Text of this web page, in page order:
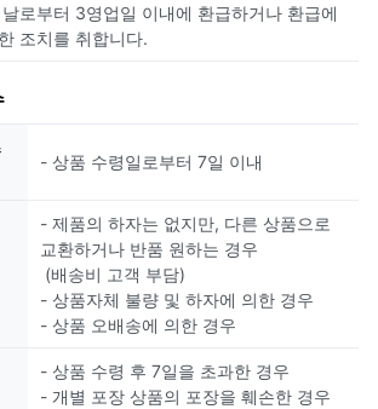
로부터 3영업일 이내에 환급하거나 환급에
조치를 취합니다.
- 상품 수령일로부터 7일 이내
- 제품의 하자는 없지만, 다른 상품으로
교환하거나 반품 원하는 경우
(배송비 고객 부담)
- 상품자체 불량 및 하자에 의한 경우
- 상품 오배송에 의한 경우
- 상품 수령 후 7일을 초과한 경우
- 개별 포장 상품의 포장을 훼손한 경우